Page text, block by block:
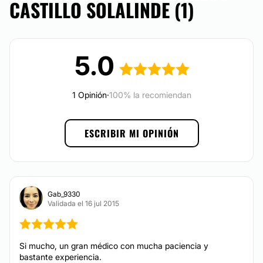
Pide un presupuesto conDr. Carlos Castillo
quieres agendar una cita.Dr. Carlos Castillo
es una excelente elección.
Posibilidad de videoconsulta:
Financiación o facilidades de pago:
CASTILLO SOLALINDE (1)
5.0
1 Opinión·100% la recomiendan
ESCRIBIR MI OPINIÓN
Gab_9330
Validada el 16 jul 2015
Si mucho, un gran médico con mucha paciencia y
bastante experiencia.